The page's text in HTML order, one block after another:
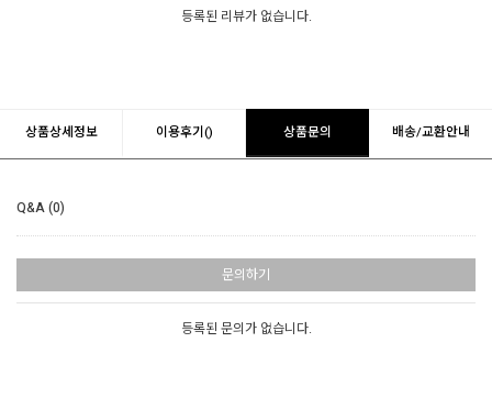
등록된 리뷰가 없습니다.
상품상세정보 이용후기() 상품문의 배송/교환안내
Q&A (0)
문의하기
등록된 문의가 없습니다.